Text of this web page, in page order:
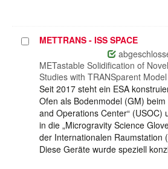
ProjektMETTRANS - ISS SPACE
METastable Solidification of
Studies with TRANSparent
Seit 2017 steht ein ESA
Ofen als Bodenmodel (GM)
and Operations Center“ (USOC)
in die „Microgravity Science
der Internationalen Raumstation
Diese Geräte wurde speziell